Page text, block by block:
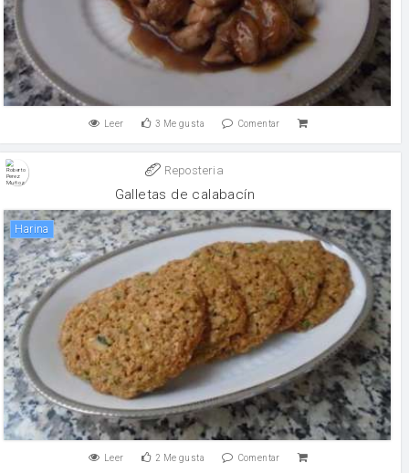
Leer 3 Me gusta Comentar
Reposteria
Galletas de calabacín
harina
Leer 2 Me gusta Comentar